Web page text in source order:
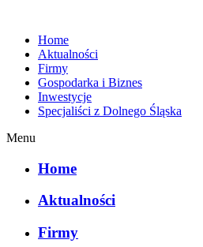
Home
Aktualności
Firmy
Gospodarka i Biznes
Inwestycje
Specjaliści z Dolnego Śląska
Menu
Home
Aktualności
Firmy